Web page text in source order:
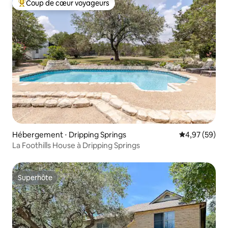
Coups de cœur voyageurs les plus appréciés
Coup de cœur voyageurs
Hébergement ⋅ Dripping Springs Évaluation
4,97 (59)
La Foothills House à Dripping Springs
Superhôte
Superhôte